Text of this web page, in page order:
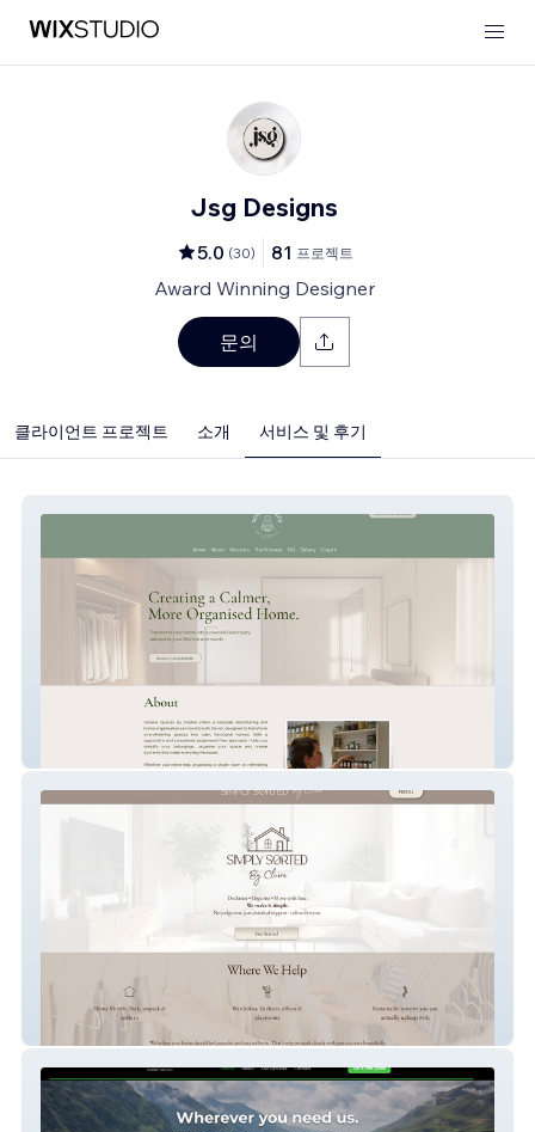
Jsg Designs
5.0 (30) 81 프로젝트
Award Winning Designer
문의
클라이언트 프로젝트 소개 서비스 및 후기
Serene Spaces by Sophie
Simply Sorted